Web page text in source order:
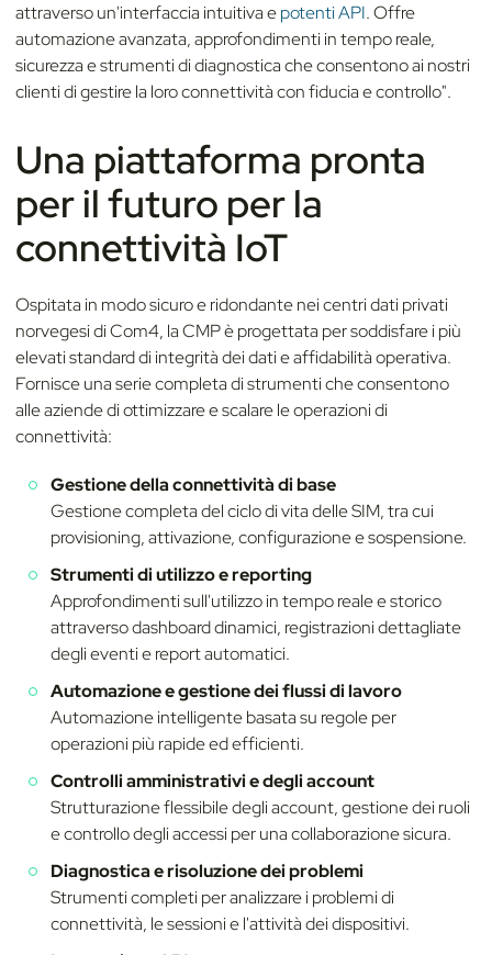
attraverso un'interfaccia intuitiva epotenti API. Offre
automazione avanzata, approfondimenti in tempo reale,
sicurezza e strumenti di diagnostica che consentono ai nostri
clienti di gestire la loro connettività con fiducia e controllo".
Una piattaforma pronta
per il futuro per la
connettività IoT
Ospitata in modo sicuro e ridondante nei centri dati privati
norvegesi di Com4, la CMP è progettata per soddisfare i più
elevati standard di integrità dei dati e affidabilità operativa.
Fornisce una serie completa di strumenti che consentono
alle aziende di ottimizzare e scalare le operazioni di
connettività:
Gestione della connettività di base
Gestione completa del ciclo di vita delle SIM, tra cui
provisioning, attivazione, configurazione e sospensione.
Strumenti di utilizzo e reporting
Approfondimenti sull'utilizzo in tempo reale e storico
attraverso dashboard dinamici, registrazioni dettagliate
degli eventi e report automatici.
Automazione e gestione dei flussi di lavoro
Automazione intelligente basata su regole per
operazioni più rapide ed efficienti.
Controlli amministrativi e degli account
Strutturazione flessibile degli account, gestione dei ruoli
e controllo degli accessi per una collaborazione sicura.
Diagnostica e risoluzione dei problemi
Strumenti completi per analizzare i problemi di
connettività, le sessioni e l'attività dei dispositivi.